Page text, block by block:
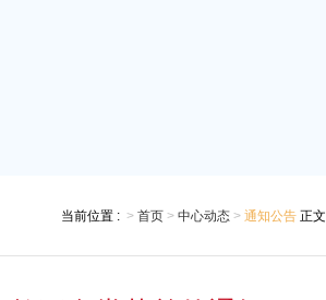
当前位置 : > 首页 > 中心动态 > 通知公告正文